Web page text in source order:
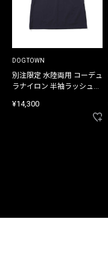
DOGTOWN
別注限定 水陸両用 コーデュ
ラナイロン 半袖ラッシュガ
¥14,300